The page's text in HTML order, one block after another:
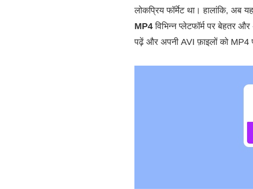
लोकप्रिय फॉर्मेट था। हालांकि, अब
MP4 विभिन्न प्लेटफॉर्म पर बेहतर
पढ़ें और अपनी AVI फ़ाइलों को MP4